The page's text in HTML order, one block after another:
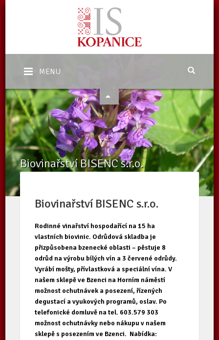
MENU
Biovinařství BISENC s.r.o.
Biovinařství BISENC s.r.o.
Rodinné vinařství hospodařící na 15 ha
vlastních biovinic. Odrůdová skladba je
přizpůsobena bzenecké oblasti – pěstuje 8
odrůd na výrobu bílých vín a 3 červené odrůdy.
Vyrábí mošty, přívlastková a speciální vína. V
našem sklepě ve Bzenci na Horním náměstí
možnost ochutnávek a posezení, řízených
degustací a vyukových programů, oslav. Po
telefonické domluvě na tel. 603.579 303
možnost ochutnávky nebo nákupu v našem
sklepě s posezením ve Bzenci. Nabídka: